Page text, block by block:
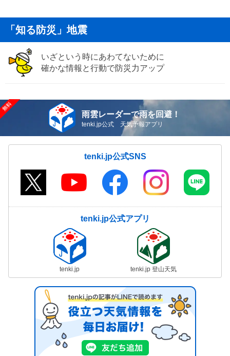
「知る防災」地震
いざという時にあわてないために
確かな情報と行動で防災力アップ
雨雲レーダーで雨を回避！
tenki.jp公式 天気予報アプリ
tenki.jp公式SNS
tenki.jp公式アプリ
tenki.jp tenki.jp 登山天気